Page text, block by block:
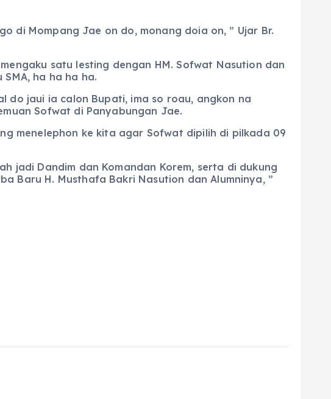
di Mompang Jae on do, monang doia on, ” Ujar Br.
satu lesting dengan HM. Sofwat Nasution dan
ha ha ha ha.
do jaui ia calon Bupati, ima so roau, angkon na
Sofwat di Panyabungan Jae.
menelephon ke kita agar Sofwat dipilih di pilkada 09
jadi Dandim dan Komandan Korem, serta di dukung
Baru H. Musthafa Bakri Nasution dan Alumninya, ”